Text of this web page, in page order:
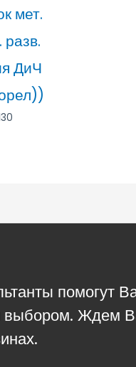
мет.
ДиЧ
помогут
выбором. Ждем